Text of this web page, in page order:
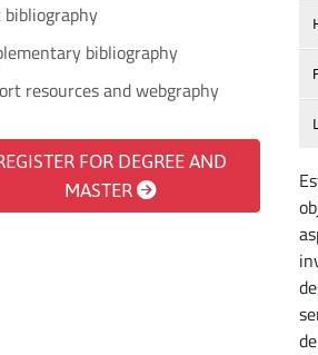
bibliography
bibliography
resources and webgraphy
FOR DEGREE AND
MASTER